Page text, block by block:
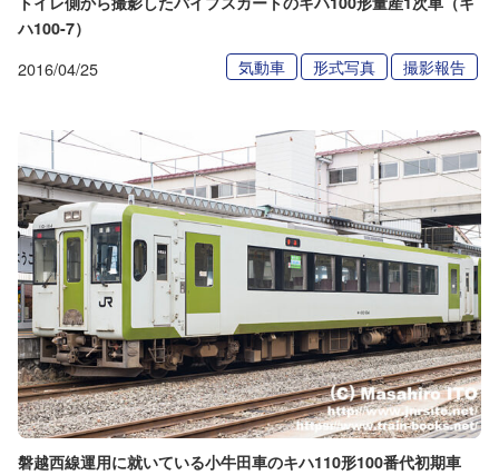
ハ100-7）
2016/04/25 気動車 形式写真 撮影報告
磐越西線運用に就いている小牛田車のキハ110形100番代初期車